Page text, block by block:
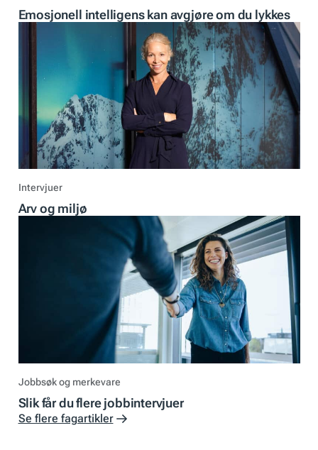
Emosjonell intelligens kan avgjøre om du lykkes
Intervjuer
Arv og miljø
Jobbsøk og merkevare
Slik får du flere jobbintervjuer
Se flere fagartikler